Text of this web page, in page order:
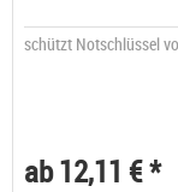
schützt Notschlüssel
ab 12,11 € *